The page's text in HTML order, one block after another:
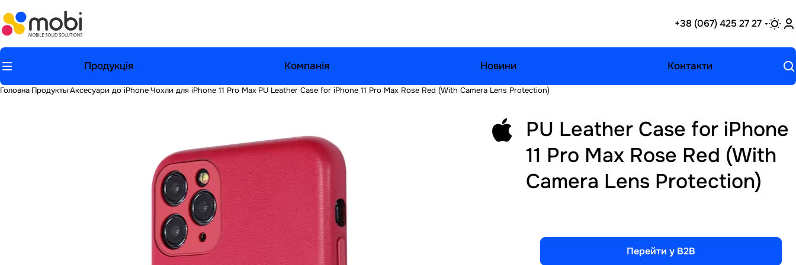
+38 (067) 425 27 27
Продукція Компанія Новини Контакти
Головна Продукты Аксесуари до iPhoneЧохли для iPhone 11 Pro Max PU Leather Case for iPhone 11 Pro Max Rose Red (With Camera Lens Protection)
PU Leather Case for iPhone
11 Pro Max Rose Red (With
Camera Lens Protection)
Перейти у B2B